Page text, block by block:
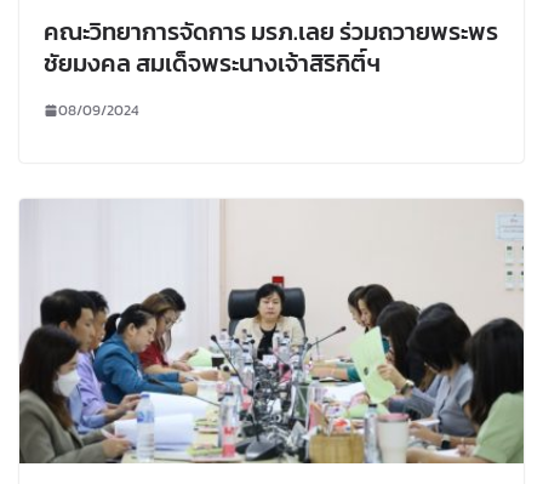
คณะวิทยาการจัดการ มรภ.เลย ร่วมถวายพระพร
ชัยมงคล สมเด็จพระนางเจ้าสิริกิติ์ฯ
08/09/2024